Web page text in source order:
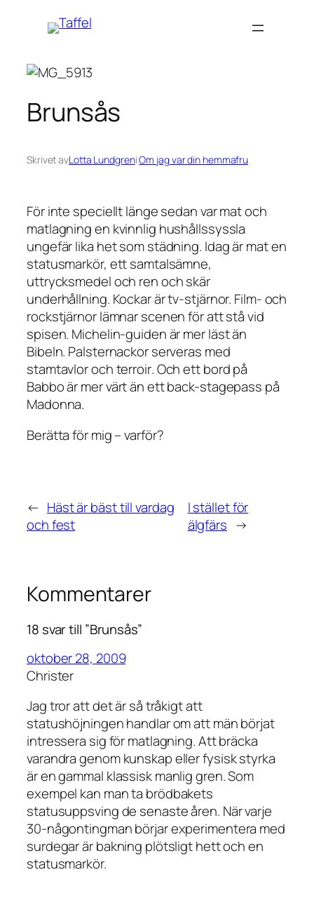
Brunsås
Skrivet avLotta LundgreniOm jag var din hemmafru
För inte speciellt länge sedan var mat och
matlagning en kvinnlig hushållssyssla
ungefär lika het som städning. Idag är mat en
statusmarkör, ett samtalsämne,
uttrycksmedel och ren och skär
underhållning. Kockar är tv-stjärnor. Film- och
rockstjärnor lämnar scenen för att stå vid
spisen. Michelin-guiden är mer läst än
Bibeln. Palsternackor serveras med
stamtavlor ochterroir. Och ett bord på
Babbo är mer värt än ett back-stagepass på
Madonna.
Berätta för mig – varför?
← Häst är bäst till vardag
och fest
I stället för
älgfärs →
Kommentarer
18 svar till ”Brunsås”
oktober 28, 2009
Christer
Jag tror att det är så tråkigt att
statushöjningen handlar om att män börjat
intressera sig för matlagning. Att bräcka
varandra genom kunskap eller fysisk styrka
är en gammal klassisk manlig gren. Som
exempel kan man ta brödbakets
statusuppsving de senaste åren. När varje
30-någontingman börjar experimentera med
surdegar är bakning plötsligt hett och en
statusmarkör.